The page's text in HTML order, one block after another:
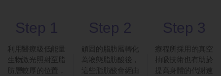
Step 1
利用醫療級低能量
生物激光照射至脂
肪層較厚的位置，
Step 2
頑固的脂肪層轉化
為液態脂肪酸後，
這些脂肪酸會經由
Step 3
療程所採用的真空
抽吸技術也有助於
提高身體的代謝速